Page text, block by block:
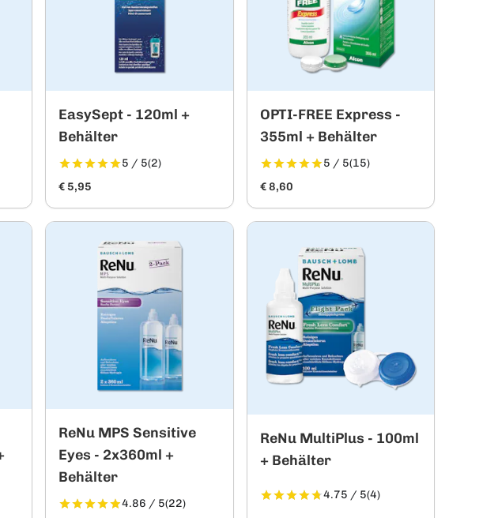
EasySept - 120ml +
Behälter
5 / 5(2)
€ 5,95
OPTI-FREE Express -
355ml + Behälter
5 / 5(15)
€ 8,60
ReNu MPS Sensitive
Eyes - 2x360ml +
Behälter
4.86 / 5(22)
ReNu MultiPlus - 100ml
+ Behälter
4.75 / 5(4)